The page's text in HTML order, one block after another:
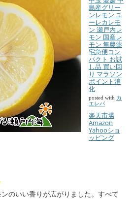
島産グリー
ンレモン ユ
ーレカレモ
ン 瀬戸内レ
モン 国産レ
モン 無農薬
宅急便コン
パクト お試
し品 買い回
り マラソン
ポイント消
化
posted with カ
エレバ
楽天市場
Amazon
Yahooショ
ッピング
のいい香りが広がりました。すべて